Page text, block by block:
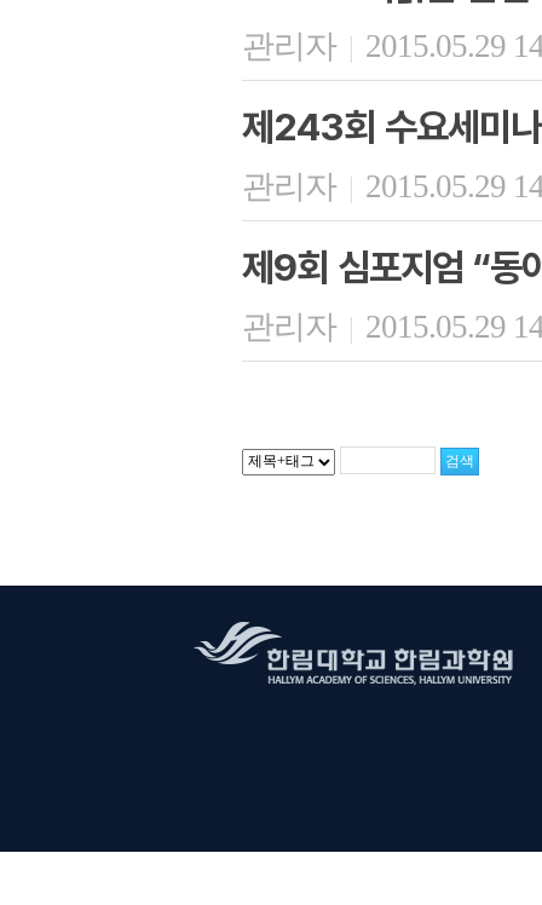
관리자 | 2015.05.29
제243회 수요세미나
관리자 | 2015.05.29
제9회 심포지엄 “동
관리자 | 2015.05.29